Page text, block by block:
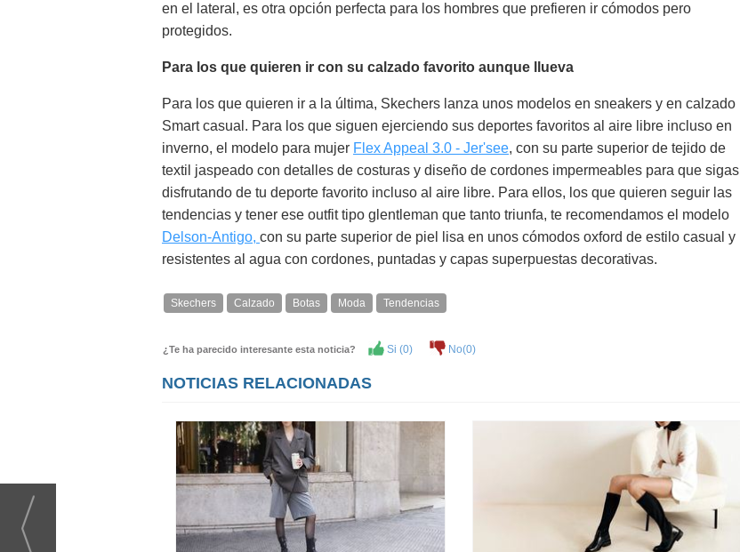
en el lateral, es otra opción perfecta para los hombres que prefieren ir cómodos pero
protegidos.
Para los que quieren ir con su calzado favorito aunque llueva
Para los que quieren ir a la última, Skechers lanza unos modelos en sneakers y en calzado
Smart casual. Para los que siguen ejerciendo sus deportes favoritos al aire libre incluso en
inverno, el modelo para mujer Flex Appeal 3.0 - Jer'see, con su parte superior de tejido de
textil jaspeado con detalles de costuras y diseño de cordones impermeables para que sigas
disfrutando de tu deporte favorito incluso al aire libre. Para ellos, los que quieren seguir las
tendencias y tener ese outfit tipo glentleman que tanto triunfa, te recomendamos el modelo
Delson-Antigo, con su parte superior de piel lisa en unos cómodos oxford de estilo casual y
resistentes al agua con cordones, puntadas y capas superpuestas decorativas.
Skechers Calzado Botas Moda Tendencias
¿Te ha parecido interesante esta noticia? Si (0) No(0)
NOTICIAS RELACIONADAS